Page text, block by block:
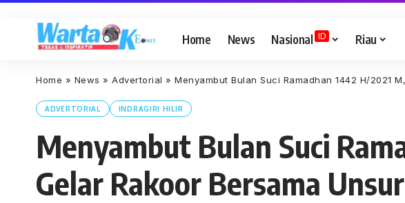
Home News Nasional ID Riau
Home » News » Advertorial » Menyambut Bulan Suci Ramadhan 1442 H/2021
ADVERTORIAL INDRAGIRI HILIR
Menyambut Bulan Suci
Gelar Rakoor Bersama